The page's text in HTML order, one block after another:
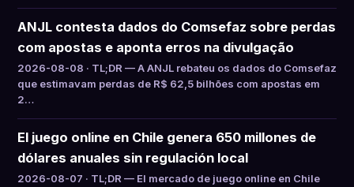
ANJL contesta dados do Comsefaz sobre perdas
com apostas e aponta erros na divulgação
2026-08-08 · TL;DR — A ANJL rebateu os dados do Comsefaz
que estimavam perdas de R$ 62,5 bilhões com apostas em
2…
El juego online en Chile genera 650 millones de
dólares anuales sin regulación local
2026-08-07 · TL;DR — El mercado de juego online en Chile